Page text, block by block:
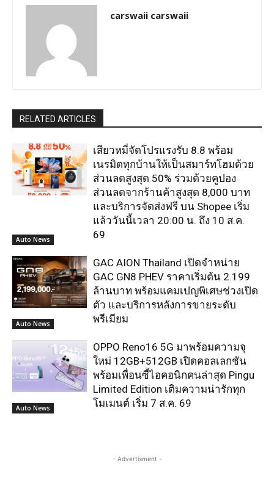
carswaii carswaii
RELATED ARTICLES
Auto News
เสียวหมี่จัดโปรแรงรับ 8.8 พร้อม
เนรมิตทุกบ้านให้เป็นสมาร์ทโฮมด้วย
ส่วนลดสูงสุด 50% ร่วมด้วยคูปอง
ส่วนลดจากร้านค้าสูงสุด 8,000 บาท
และบริการจัดส่งฟรี บน Shopee เริ่ม
แล้ววันนี้เวลา 20:00 น. ถึง 10 ส.ค.
69
Auto News
GAC AION Thailand เปิดจำหน่าย
GAC GN8 PHEV ราคาเริ่มต้น 2.199
ล้านบาท พร้อมแคมเปญพิเศษช่วงเปิด
ตัว และบริการหลังการขายระดับ
พรีเมียม
Auto News
OPPO Reno16 5G มาพร้อมความจุ
ใหม่ 12GB+512GB เปิดคอลเลกชัน
พร้อมเพื่อนซี้ไอคอนิกคนล่าสุด Pingu
Limited Edition เติมความน่ารักทุก
โมเมนต์ เริ่ม 7 ส.ค. 69
- Advertisment -